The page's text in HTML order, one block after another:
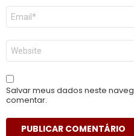
E-
mail
*
Site
Salvar meus dados neste
comentar.